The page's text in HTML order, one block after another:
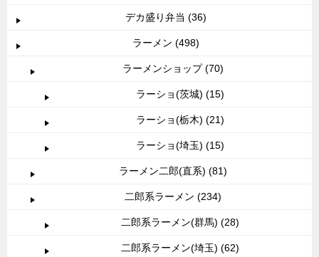
デカ盛り弁当 (36)
ラーメン (498)
ラーメンショップ (70)
ラーショ(茨城) (15)
ラーショ(栃木) (21)
ラーショ(埼玉) (15)
ラーメン二郎(直系) (81)
二郎系ラーメン (234)
二郎系ラーメン(群馬) (28)
二郎系ラーメン(埼玉) (62)